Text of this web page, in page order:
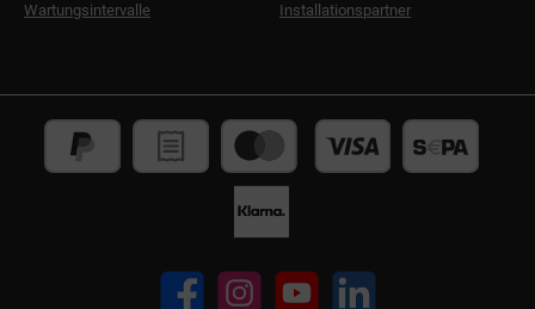
Wartungsintervalle Installationspartner
Facebook Instagram YouTube LinkedIn